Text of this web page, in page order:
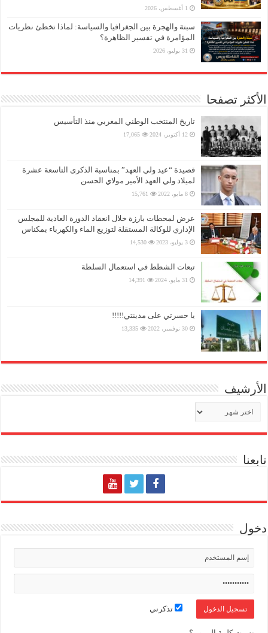
1 أغسطس، 2026
سبتة والهجرة بين الجغرافيا والسياسة: لماذا تخطئ نظريات
المؤامرة في تفسير الظاهرة؟
31 يوليو، 2026
الأكثر تصفحا
تاريخ المنتخب الوطني المغربي منذ التأسيس
12 أكتوبر، 2024 17,065
قصيدة “عيد ولي العهد” بمناسبة الذكرى التاسعة عشرة
لميلاد ولي العهد الأمير مولاي الحسن
8 مايو، 2022 15,761
عرض لمحطات بارزة خلال انعقاد الدورة العادية للمجلس
الإداري للوكالة المستقلة لتوزيع الماء والكهرباء بمكناس
3 يوليو، 2023 14,530
تبعات الشطط في استعمال السلطة
31 مايو، 2024 14,391
يا حسرتي على مدينتي!!!!!
30 نوفمبر، 2022 13,335
الأرشيف
الأرشيف
تابعنا
دخول
تذكرني